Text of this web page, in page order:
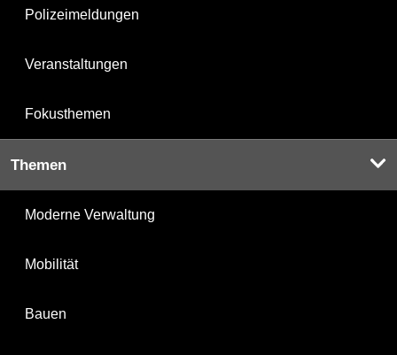
Polizeimeldungen
Veranstaltungen
Fokusthemen
Themen
Moderne Verwaltung
Mobilität
Bauen